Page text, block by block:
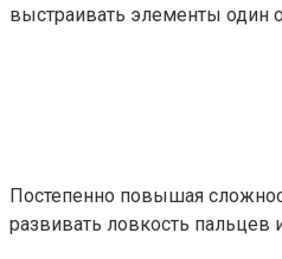
выстраивать элементы один
Постепенно повышая
развивать ловкость пальцев